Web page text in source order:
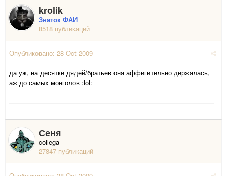
krolik
Знаток ФАИ
8518 публикаций
Опубликовано: 28 Oct 2009
да уж, на десятке дядей/братьев она аффигительно держалась,
аж до самых монголов :lol:
Сеня
collega
27847 публикаций